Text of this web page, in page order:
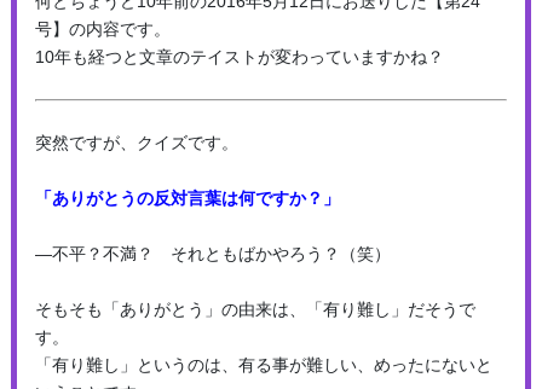
号】の内容です。
10年も経つと文章のテイストが変わっていますかね？
突然ですが、クイズです。
「ありがとうの反対言葉は何ですか？」
―不平？不満？ それともばかやろう？（笑）
そもそも「ありがとう」の由来は、「有り難し」だそうで
す。
「有り難し」というのは、有る事が難しい、めったにないと